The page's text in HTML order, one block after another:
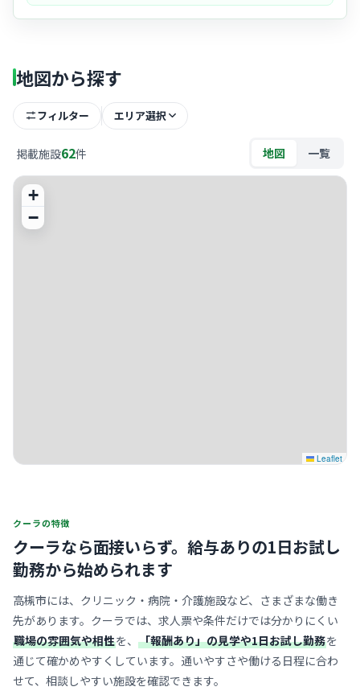
た時にはすぐに相談できる安心感があります。スタッフ同士のチーム
にしており、笑顔でのやり取りが日常的に見られる温かい環境です
よ。
地図から探す
フィルター エリア選択
掲載施設62件 地図 一覧
+
−
Leaflet
クーラの特徴
クーラなら面接いらず。 給与ありの1日お試し
勤務から始められます
高槻市には、クリニック・病院・介護施設など、さまざまな働き
先があります。クーラでは、求人票や条件だけでは分かりにくい
職場の雰囲気や相性を、 「報酬あり」の見学や1日お試し勤務を
通じて確かめやすくしています。通いやすさや働ける日程に合わ
せて、相談しやすい施設を確認できます。